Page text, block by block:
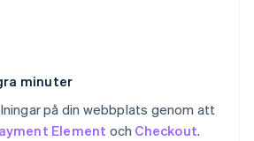
minuter
på din webbplats genom att
Element och Checkout.